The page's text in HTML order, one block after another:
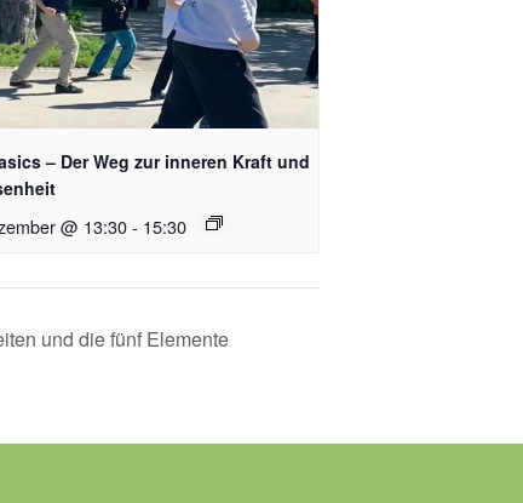
– Der Weg zur inneren Kraft und
@ 13:30- 15:30
und die fünf Elemente